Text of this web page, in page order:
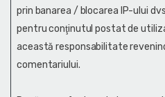
prin banarea / blocarea IP-ului
pentru conţinutul postat de
această responsabilitate
comentariului.